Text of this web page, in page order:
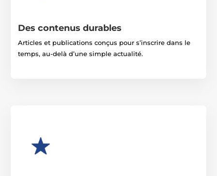
Des contenus durables
Articles et publications conçus pour s’inscrire dans le
temps, au-delà d’une simple actualité.